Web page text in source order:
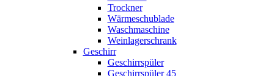
Trockner
Wärmeschublade
Waschmaschine
Weinlagerschrank
Geschirr
Geschirrspüler
Geschirrspüler 45